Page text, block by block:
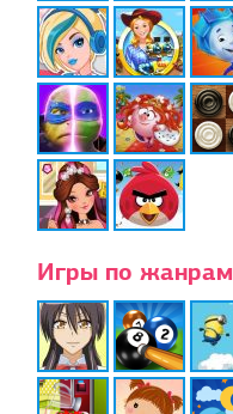
Игры по жанрам